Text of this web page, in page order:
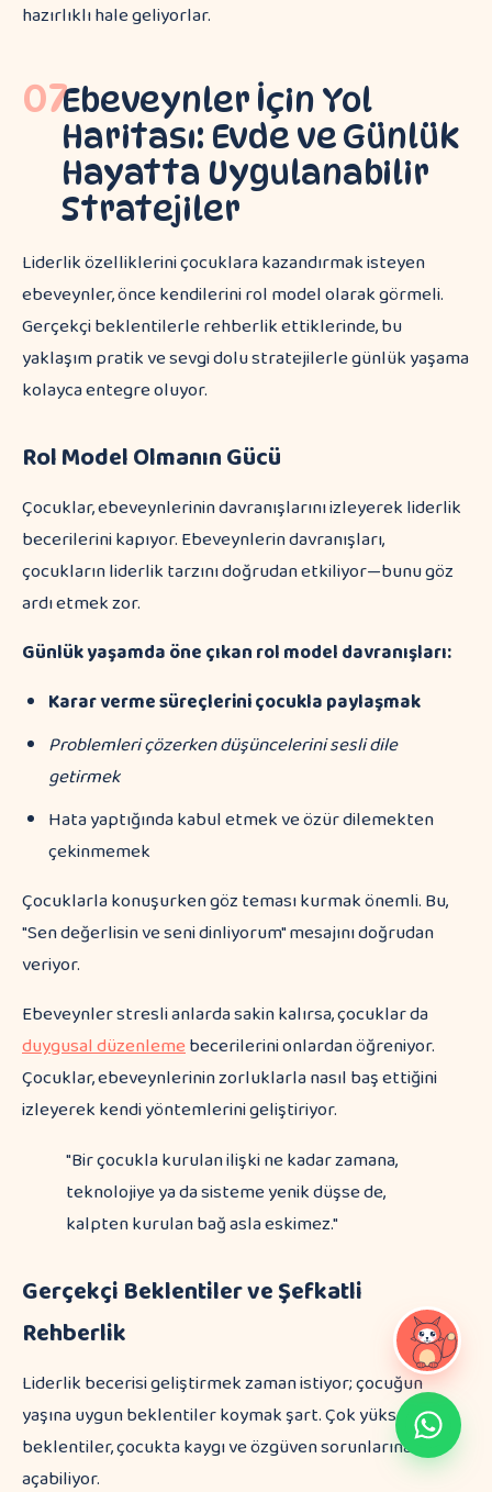
hazırlıklı hale geliyorlar.
07Ebeveynler İçin Yol
Haritası: Evde ve Günlük
Hayatta Uygulanabilir
Stratejiler
Liderlik özelliklerini çocuklara kazandırmak isteyen
ebeveynler, önce kendilerini rol model olarak görmeli.
Gerçekçi beklentilerle rehberlik ettiklerinde, bu
yaklaşım pratik ve sevgi dolu stratejilerle günlük yaşama
kolayca entegre oluyor.
Rol Model Olmanın Gücü
Çocuklar, ebeveynlerinin davranışlarını izleyerek liderlik
becerilerini kapıyor. Ebeveynlerin davranışları,
çocukların liderlik tarzını doğrudan etkiliyor—bunu göz
ardı etmek zor.
Günlük yaşamda öne çıkan rol model davranışları:
Karar verme süreçlerini çocukla paylaşmak
Problemleri çözerken düşüncelerini sesli dile
getirmek
Hata yaptığında kabul etmek ve özür dilemekten
çekinmemek
Çocuklarla konuşurken göz teması kurmak önemli. Bu,
"Sen değerlisin ve seni dinliyorum" mesajını doğrudan
veriyor.
Ebeveynler stresli anlarda sakin kalırsa, çocuklar da
duygusal düzenlemebecerilerini onlardan öğreniyor.
Çocuklar, ebeveynlerinin zorluklarla nasıl baş ettiğini
izleyerek kendi yöntemlerini geliştiriyor.
"Bir çocukla kurulan ilişki ne kadar zamana,
teknolojiye ya da sisteme yenik düşse de,
kalpten kurulan bağ asla eskimez."
Gerçekçi Beklentiler ve Şefkatli
Rehberlik
Liderlik becerisi geliştirmek zaman istiyor; çocuğun
yaşına uygun beklentiler koymak şart. Çok yüksek
beklentiler, çocukta kaygı ve özgüven sorunlarına yol
açabiliyor.